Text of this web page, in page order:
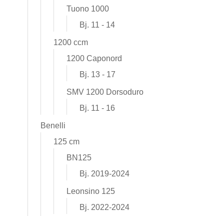
Tuono 1000
Bj. 11 - 14
1200 ccm
1200 Caponord
Bj. 13 - 17
SMV 1200 Dorsoduro
Bj. 11 - 16
Benelli
125 cm
BN125
Bj. 2019-2024
Leonsino 125
Bj. 2022-2024